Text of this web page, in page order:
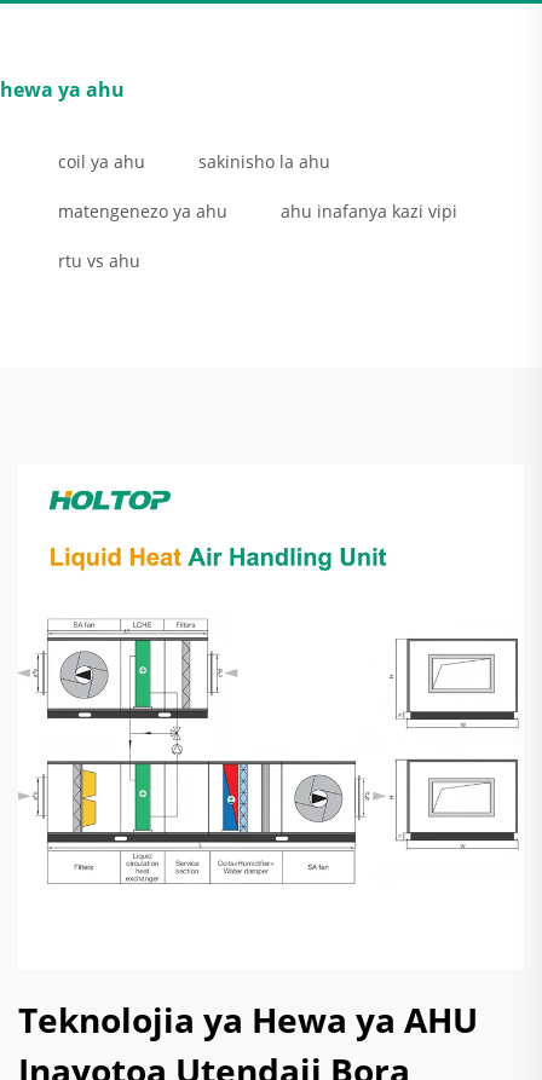
hewa ya ahu
coil ya ahu sakinisho la ahu
matengenezo ya ahu ahu inafanya kazi vipi
rtu vs ahu
Teknolojia ya Hewa ya AHU
Inayotoa Utendaji Bora